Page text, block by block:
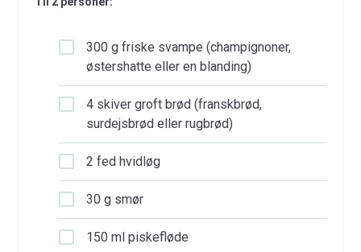
300 g friske svampe (champignoner,
østershatte eller en blanding)
4 skiver groft brød (franskbrød,
surdejsbrød eller rugbrød)
2 fed hvidløg
30 g smør
150 ml piskefløde